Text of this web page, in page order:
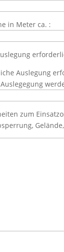
in Meter ca. :
Auslegung
zum